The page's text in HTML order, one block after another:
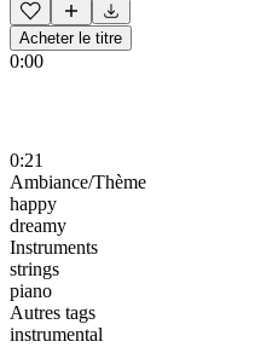
Acheter le titre
0:00
0:21
Ambiance/Thème
happy
dreamy
Instruments
strings
piano
Autres tags
instrumental